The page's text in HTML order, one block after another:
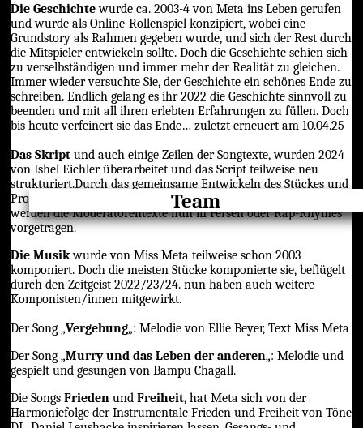
Team
Die Geschichtewurde ca. 2003-4 von Meta ins Leben gerufen
und wurde als Online-Rollenspiel konzipiert, wobei eine
Grundstory als Rahmen gegeben wurde, und sich der Rest durch
die Mitspieler entwickeln sollte. Doch die Geschichte schien sich
zu verselbständigen und immer mehr der Realität zu gleichen.
Immer wieder versuchte Sie, der Geschichte ein schönes Ende zu
schreiben. Endlich gelang es ihr 2022 die Geschichte sinnvoll zu
beenden und mit all ihren erlebten Erfahrungen zu füllen. Doch
bis heute verfeinert sie das Ende… zuletzt erneuert am 10.04.25
Das Skript und auch einige Zeilen der Songtexte, wurden 2024
von Ishel Eichler überarbeitet und das Script teilweise neu
strukturiert.Durch das gemeinsame Entwickeln des Stückes und
Proben, hat sich das Script natürlich wieder geändert, z.B.
werden die Moderatorentexte nun in Fersen oder Rap-Rhymes
vorgetragen.
Die Musikwurde von Miss Meta teilweise schon 2003
komponiert. Doch die meisten Stücke komponierte sie, beflügelt
durch den Zeitgeist 2022/23/24. nun haben auch weitere
Komponisten/innen mitgewirkt.
Der Song „Vergebung„: Melodie von Ellie Beyer, Text Miss Meta
Der Song „Murry und das Leben der anderen„: Melodie und
gespielt und gesungen von Bampu Chagall.
Die Songs Frieden und Freiheit, hat Meta sich von der
Harmoniefolge der Instrumentale Frieden und Freiheit von Töne